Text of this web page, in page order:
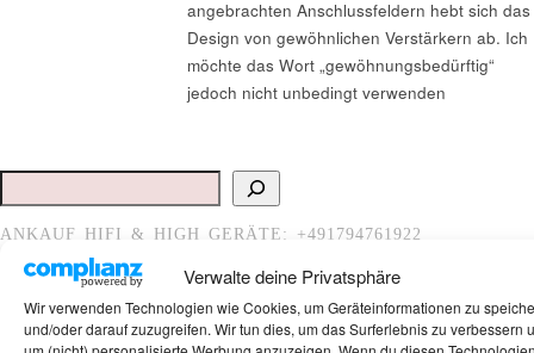
Verwalte deine Privatsphäre
Wir verwenden Technologien wie Cookies, um Geräteinformationen zu
und/oder darauf zuzugreifen. Wir tun dies, um das Surferlebnis zu verbessern
angebrachten Anschlussfeldern hebt sich das
Design von gewöhnlichen Verstärkern ab. Ich
möchte das Wort „gewöhnungsbedürftig“
jedoch nicht unbedingt verwenden
Suchen
ANKAUF HIFI & HIGH GERÄTE: +491794761922